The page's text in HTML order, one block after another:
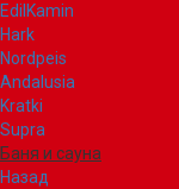
EdilKamin
Hark
Nordpeis
Andalusia
Kratki
Supra
Баня и сауна
Назад